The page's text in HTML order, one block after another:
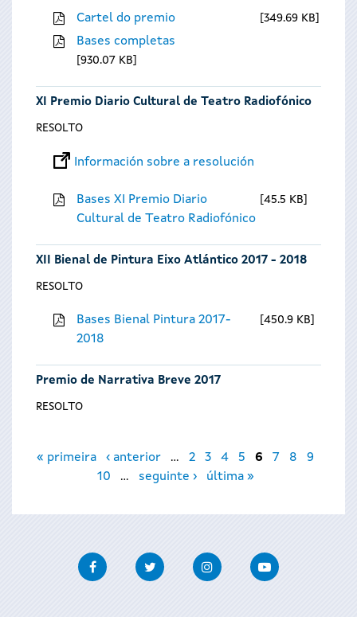
Cartel do premio 349.69 KB
Bases completas
930.07 KB
XI Premio Diario Cultural de Teatro Radiofónico
RESOLTO
Información sobre a resolución
Bases XI Premio Diario
Cultural de Teatro Radiofónico
45.5 KB
XII Bienal de Pintura Eixo Atlántico 2017 - 2018
RESOLTO
Bases Bienal Pintura 2017-
2018
450.9 KB
Premio de Narrativa Breve 2017
RESOLTO
Páxinas
« primeira ‹ anterior … 2 3 4 5 6 7 8
9
10
… seguinte › última »
FacebookTwitter InstagramYoutube